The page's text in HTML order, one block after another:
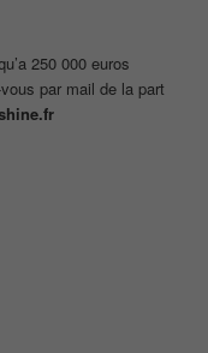
250 000 euros
par mail de la part